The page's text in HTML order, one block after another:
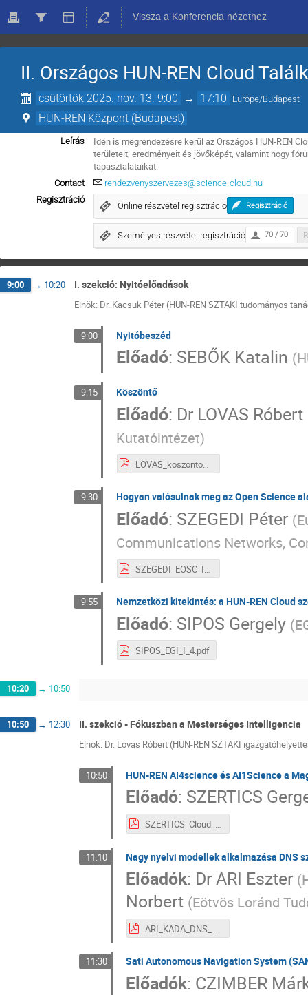
Vissza a Konferencia nézethez
II. Országos HUN-REN Cloud
csütörtök 2025. nov. 13. 9:00 → 17:10 Europe/Budapest
HUN-REN Központ (Budapest)
Leírás
Idén is megrendezésre kerül az Országos HUN-REN
területeit, eredményeit és jövőképét, valamint hogy
tapasztalataikat.
Contact
rendezvenyszervezes@science-cloud.hu
Regisztráció
Online részvétel regisztráció Regisztráció
Személyes részvétel regisztráció 70 / 70
9:00 → 10:20 I. szekció: Nyitóelőadások
Elnök: Dr. Kacsuk Péter (HUN-REN SZTAKI tudományos
9:00 Nyitóbeszéd
Előadó: SEBŐK Katalin (
9:15 Köszöntő
Előadó: Dr LOVAS Róbert
Kutatóintézet)
LOVAS_koszonto_I_2.pdf
9:30 Hogyan valósulnak meg az Open Science
Előadó: SZEGEDI Péter (
Communications Networks,
9:55 Nemzetközi kitekintés: a HUN-REN Cloud
Előadó: SIPOS Gergely (
SIPOS_EGI_I_4.pdf
10:20 → 10:50
10:50 → 12:30 II. szekció - Fókuszban a Mesterséges Intelligencia
Elnök: Dr. Lovas Róbert (HUN-REN SZTAKI
10:50 HUN-REN AI4science és AI1Science a
Előadó: SZERTICS
SZERTICS_Cloud_AI_in_science_II_1.pdf
11:10 Nagy nyelvi modellek alkalmazása DNS
Előadók: DrARI Eszter (
Norbert (Eötvös Loránd
ARI_KADA_DNS_szekvenalas_meta_II_2.pdf
11:30 Sati Autonomous Navigation System
Előadók: CZIMBER